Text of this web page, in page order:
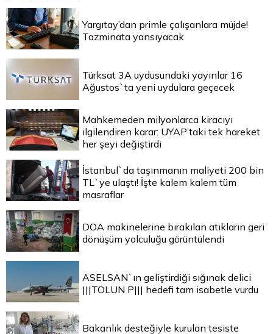
Yargıtay’dan primle çalışanlara müjde!
Tazminata yansıyacak
Türksat 3A uydusundaki yayınlar 16
Ağustos`ta yeni uydulara geçecek
Mahkemeden milyonlarca kiracıyı
ilgilendiren karar: UYAP’taki tek hareket
her şeyi değiştirdi
İstanbul`da taşınmanın maliyeti 200 bin
TL`ye ulaştı! İşte kalem kalem tüm
masraflar
DOA makinelerine bırakılan atıkların geri
dönüşüm yolculuğu görüntülendi
ASELSAN`ın geliştirdiği sığınak delici
|||TOLUN P||| hedefi tam isabetle vurdu
Bakanlık desteğiyle kurulan tesiste